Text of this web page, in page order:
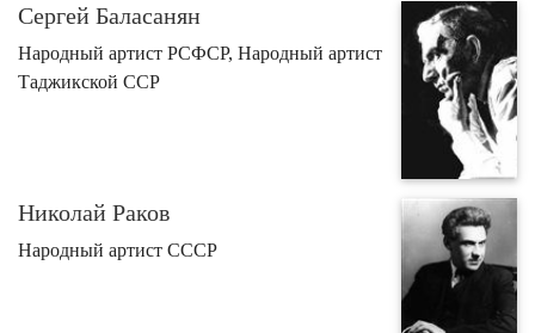
Сергей Баласанян
Народный артист РСФСР, Народный артист
Таджикской ССР
Николай Раков
Народный артист СССР